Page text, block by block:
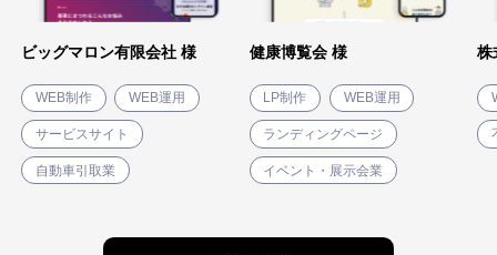
ビッグマロン有限会社 様
WEB制作 WEB運用
サービスサイト
自動車引取業
健康博覧会 様
LP制作 WEB運用
ランディングページ
イベント・展示会業
株